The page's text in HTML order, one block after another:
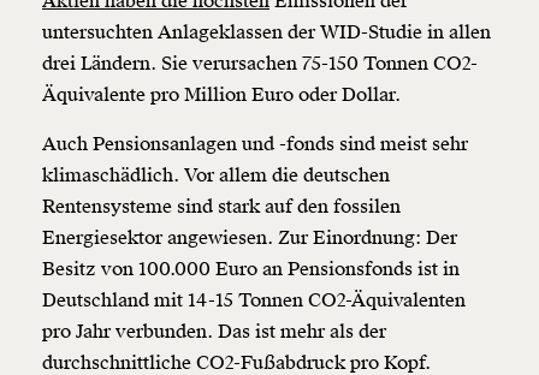
untersuchten Anlageklassen der WID-Studie in allen
drei Ländern. Sie verursachen 75-150 Tonnen CO2-
Äquivalente pro Million Euro oder Dollar.
Auch Pensionsanlagen und -fonds sind meist sehr
klimaschädlich. Vor allem die deutschen
Rentensysteme sind stark auf den fossilen
Energiesektor angewiesen. Zur Einordnung: Der
Besitz von 100.000 Euro an Pensionsfonds ist in
Deutschland mit 14-15 Tonnen CO2-Äquivalenten
pro Jahr verbunden. Das ist mehr als der
durchschnittliche CO2-Fußabdruck pro Kopf.